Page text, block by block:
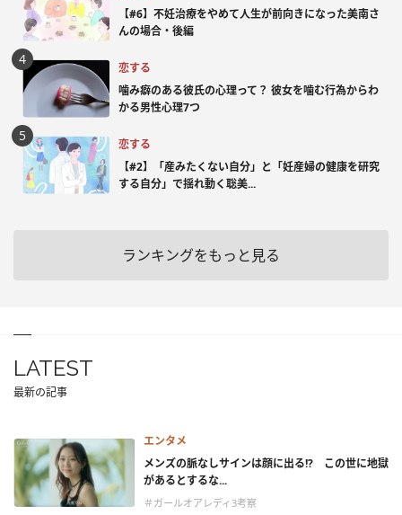
【#6】不妊治療をやめて人生が前向きになった美南さ
んの場合・後編
恋する
噛み癖のある彼氏の心理って？ 彼女を噛む行為からわ
かる男性心理7つ
恋する
【#2】「産みたくない自分」と「妊産婦の健康を研究
する自分」で揺れ動く聡美...
ランキングをもっと見る
LATEST
最新の記事
エンタメ
メンズの脈なしサインは顔に出る!? この世に地獄
があるとするな...
＃ガールオアレディ3考察